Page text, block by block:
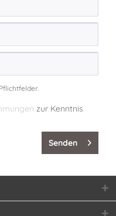
zur Kenntnis
Senden